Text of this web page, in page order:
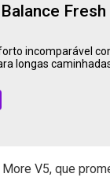
incomparável
longas
V5, que